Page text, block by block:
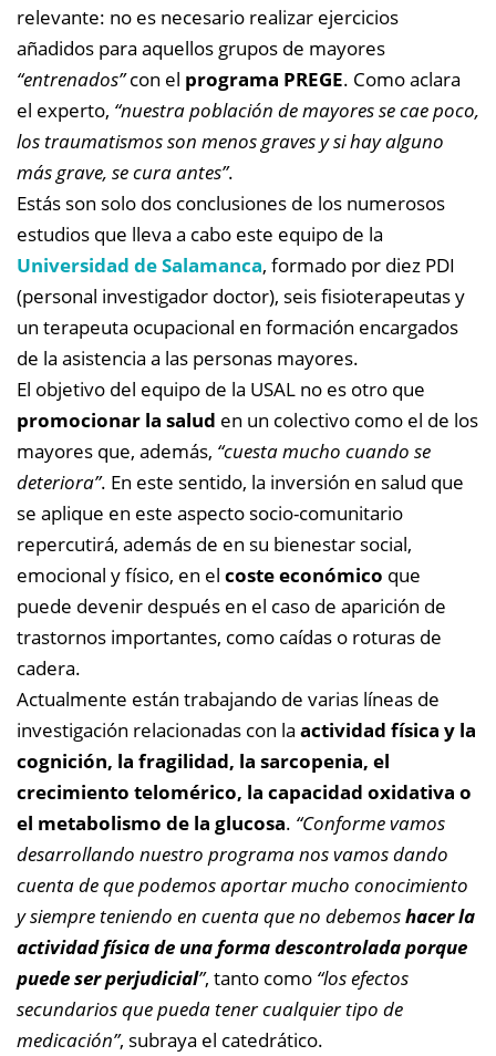
relevante: no es necesario realizar ejercicios
añadidos para aquellos grupos de mayores
“entrenados”con el programa PREGE. Como aclara
el experto, “nuestra población de mayores se cae poco,
los traumatismos son menos graves y si hay alguno
más grave, se cura antes”.
Estás son solo dos conclusiones de los numerosos
estudios que lleva a cabo este equipo de la
Universidad de Salamanca, formado por diez PDI
(personal investigador doctor), seis fisioterapeutas y
un terapeuta ocupacional en formación encargados
de la asistencia a las personas mayores.
El objetivo del equipo de la USAL no es otro que
promocionar la salud en un colectivo como el de los
mayores que, además, “cuesta mucho cuando se
deteriora”. En este sentido, la inversión en salud que
se aplique en este aspecto socio-comunitario
repercutirá, además de en su bienestar social,
emocional y físico, en el coste económico que
puede devenir después en el caso de aparición de
trastornos importantes, como caídas o roturas de
cadera.
Actualmente están trabajando de varias líneas de
investigación relacionadas con la actividad física y la
cognición, la fragilidad, la sarcopenia, el
crecimiento telomérico, la capacidad oxidativa o
el metabolismo de la glucosa. “Conforme vamos
desarrollando nuestro programa nos vamos dando
cuenta de que podemos aportar mucho conocimiento
y siempre teniendo en cuenta que no debemoshacer la
actividad física de una forma descontrolada porque
puede ser perjudicial”, tanto como “los efectos
secundarios que pueda tener cualquier tipo de
medicación”, subraya el catedrático.